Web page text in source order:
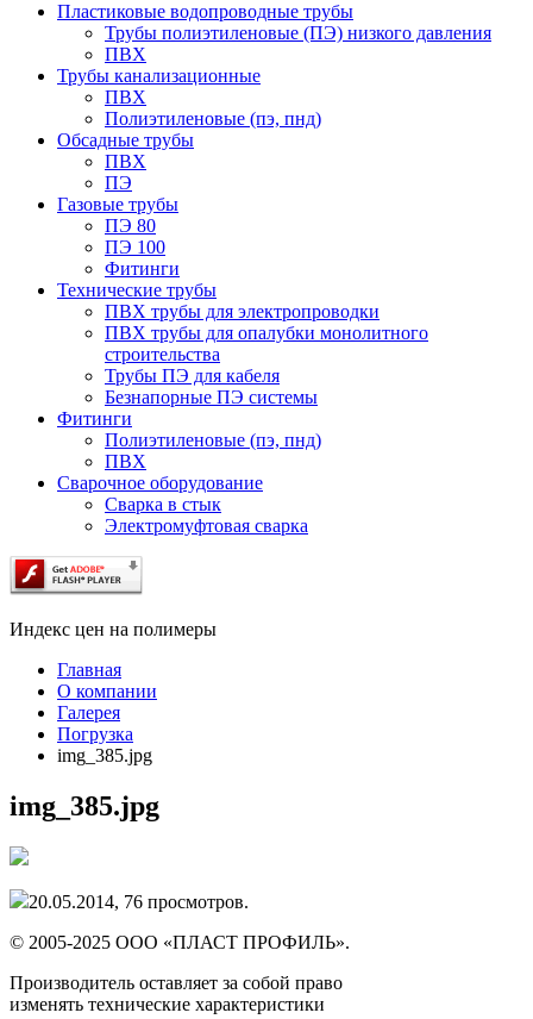
Пластиковые водопроводные трубы
Трубы полиэтиленовые (ПЭ) низкого давления
ПВХ
Трубы канализационные
ПВХ
Полиэтиленовые (пэ, пнд)
Обсадные трубы
ПВХ
ПЭ
Газовые трубы
ПЭ 80
ПЭ 100
Фитинги
Технические трубы
ПВХ трубы для электропроводки
ПВХ трубы для опалубки монолитного
строительства
Трубы ПЭ для кабеля
Безнапорные ПЭ системы
Фитинги
Полиэтиленовые (пэ, пнд)
ПВХ
Сварочное оборудование
Сварка в стык
Электромуфтовая сварка
Индекс цен на полимеры
Главная
О компании
Галерея
Погрузка
img_385.jpg
img_385.jpg
20.05.2014, 76 просмотров.
© 2005-2025 ООО «ПЛАСТ ПРОФИЛЬ».
Производитель оставляет за собой право
изменять технические характеристики